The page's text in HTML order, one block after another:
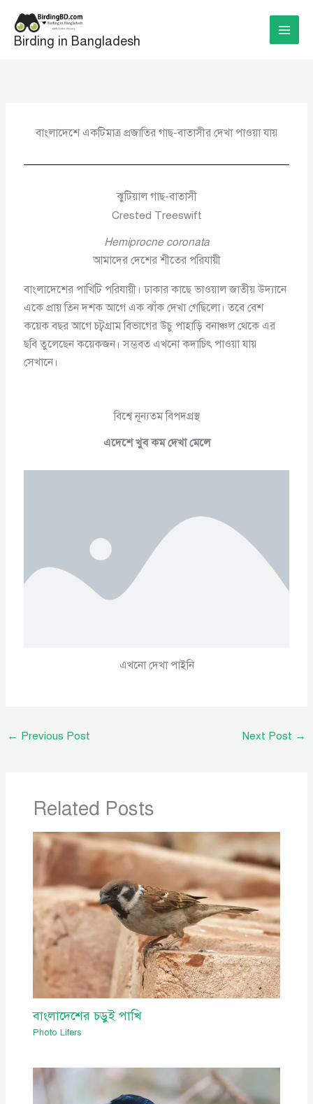
content
Birding in Bangladesh
বাংলাদেশে একটিমাত্র প্রজাতির গাছ-বাতাসীর দেখা পাওয়া যায়
ঝুটিয়াল গাছ-বাতাসী
Crested Treeswift
Hemiprocne coronata
আমাদের দেশের শীতের পরিযায়ী
বাংলাদেশের পাখিটি পরিযায়ী। ঢাকার কাছে ভাওয়াল জাতীয় উদ্যানে
একে প্রায় তিন দশক আগে এক ঝাঁক দেখা গেছিলো। তবে বেশ
কয়েক বছর আগে চট্বগ্রাম বিভাগের উচু পাহাড়ি বনাঞ্চল থেকে এর
ছবি তুলেছেন কয়েকজন। সম্ভবত এখনো কদাচিৎ পাওয়া যায়
সেখানে।
বিশ্বে নূন্যতম বিপদগ্রস্থ
এদেশে খুব কম দেখা মেলে
এখনো দেখা পাইনি
← Previous Post Next Post →
Related Posts
বাংলাদেশের চড়ুই পাখি
Photo Lifers